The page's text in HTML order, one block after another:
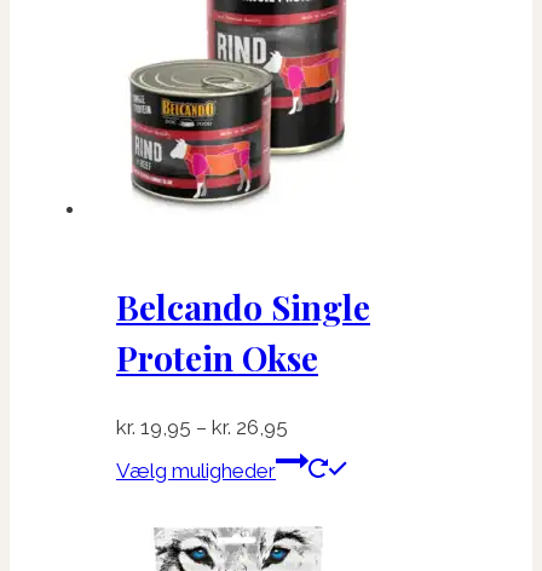
Belcando Single
Protein Okse
kr. 19,95 – kr. 26,95
kr. 19,95
kr. 26,95
Vælg muligheder
Dette